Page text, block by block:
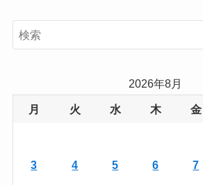
e
2026年8月
月 火 水 木 金
3 4 5 6 7